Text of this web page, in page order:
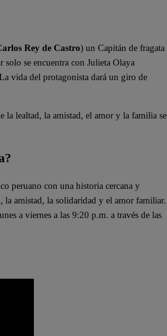
Rey de Castro) un Capitán de fragata
se encuentra con Julieta Olaya
vida del protagonista dará un giro de
la lealtad, la amistad, el amor y la familia se
peruano con una historia cercana y
la amistad, la solidaridad y el amor familiar.
a viernes a las 9:20 p.m. a través de las